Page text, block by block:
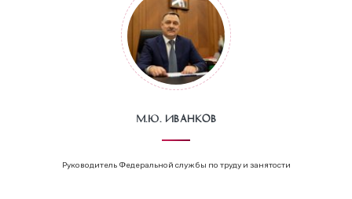
М.Ю. Иванков
Руководитель Федеральной службы по труду и занятости